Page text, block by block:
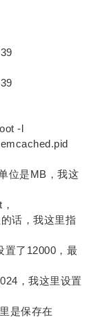
-l
位是MB，我这
话，我这里指
置了12000，最
，我这里设置
是保存在